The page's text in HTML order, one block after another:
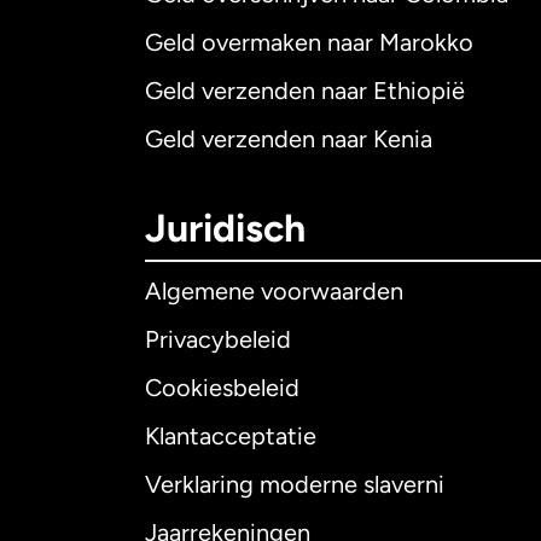
Geld overmaken naar Marokko
Geld verzenden naar Ethiopië
Geld verzenden naar Kenia
Juridisch
Algemene voorwaarden
Privacybeleid
Cookiesbeleid
Klantacceptatie
Verklaring moderne slaverni
Jaarrekeningen